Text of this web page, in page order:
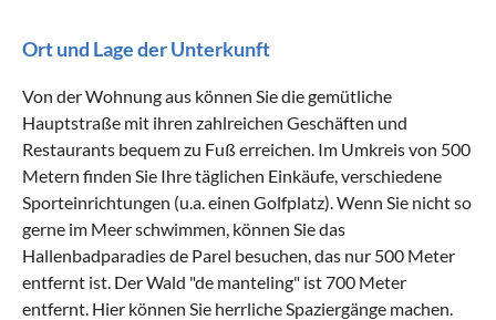
Ort und Lage der Unterkunft
Von der Wohnung aus können Sie die gemütliche
Hauptstraße mit ihren zahlreichen Geschäften und
Restaurants bequem zu Fuß erreichen. Im Umkreis von 500
Metern finden Sie Ihre täglichen Einkäufe, verschiedene
Sporteinrichtungen (u.a. einen Golfplatz). Wenn Sie nicht so
gerne im Meer schwimmen, können Sie das
Hallenbadparadies de Parel besuchen, das nur 500 Meter
entfernt ist. Der Wald "de manteling" ist 700 Meter
entfernt. Hier können Sie herrliche Spaziergänge machen.